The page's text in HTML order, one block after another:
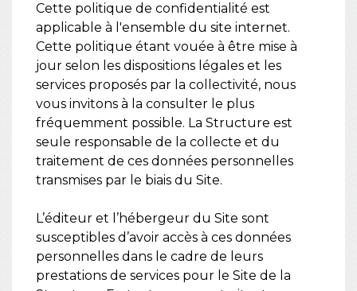
Cette politique de confidentialité est
applicable à l'ensemble du site internet.
Cette politique étant vouée à être mise à
jour selon les dispositions légales et les
services proposés par la collectivité, nous
vous invitons à la consulter le plus
fréquemment possible. La Structure est
seule responsable de la collecte et du
traitement de ces données personnelles
transmises par le biais du Site.
L’éditeur et l’hébergeur du Site sont
susceptibles d’avoir accès à ces données
personnelles dans le cadre de leurs
prestations de services pour le Site de la